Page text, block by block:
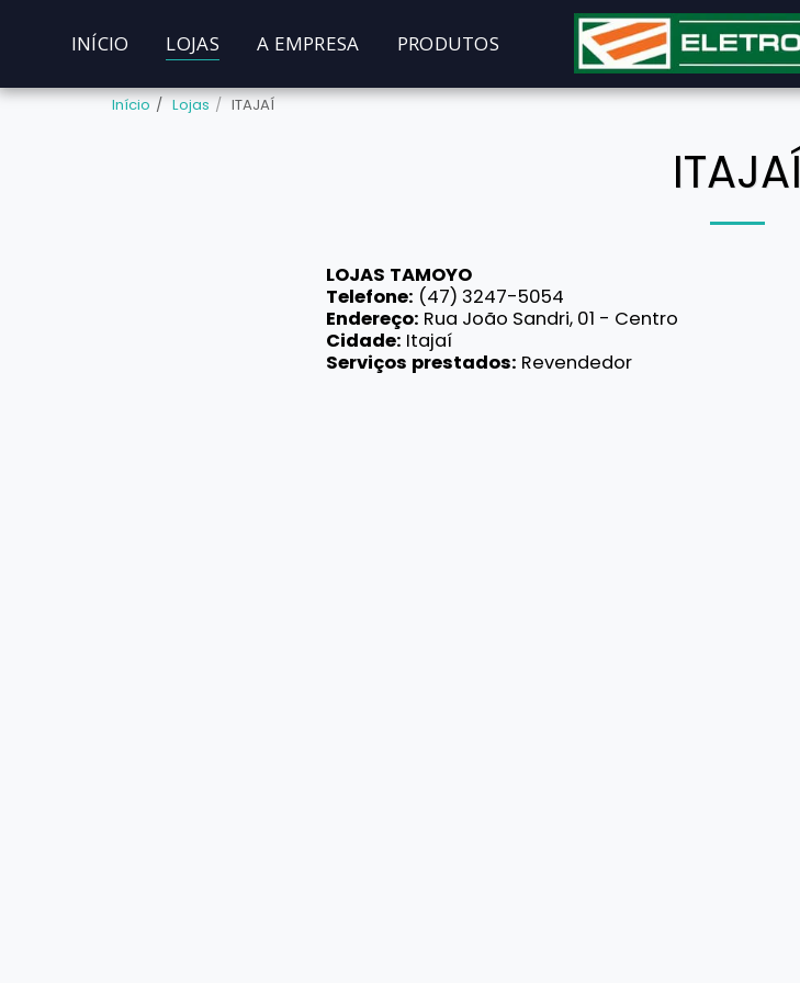
INÍCIO LOJAS A EMPRESA PRODUTOS
Início Lojas ITAJAÍ
ITAJAÍ
LOJAS TAMOYO
Telefone: (47) 3247-5054
Endereço: Rua João Sandri, 01 - Centro
Cidade: Itajaí
Serviços prestados: Revendedor